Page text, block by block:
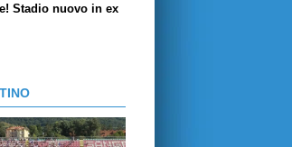
Stadio nuovo in ex